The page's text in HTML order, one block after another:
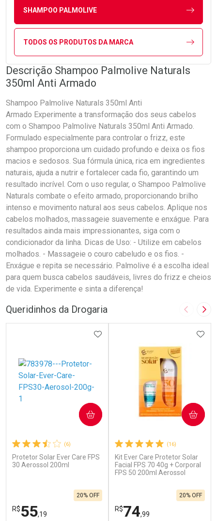
SHAMPOO PALMOLIVE
TODOS OS PRODUTOS DA MARCA
Descrição Shampoo Palmolive Naturals
350ml Anti Armado
Shampoo Palmolive Naturals 350ml Anti
Armado Experimente a transformação dos seus cabelos
com o Shampoo Palmolive Naturals 350ml Anti Armado.
Formulado especialmente para controlar o frizz, este
shampoo proporciona um cuidado profundo e deixa os fios
macios e sedosos. Sua fórmula única, rica em ingredientes
naturais, ajuda a nutrir e fortalecer cada fio, garantindo um
resultado incrível. Com o uso regular, o Shampoo Palmolive
Naturals combate o efeito armado, proporcionando brilho
intenso e movimento natural aos seus cabelos. Aplique nos
cabelos molhados, massageie suavemente e enxágue. Para
resultados ainda mais impressionantes, siga com o
condicionador da linha. Dicas de Uso: - Utilize em cabelos
molhados. - Massageie o couro cabeludo e os fios. -
Enxágue e repita se necessário. Palmolive é a escolha ideal
para quem busca cabelos saudáveis, livres do frizz e cheios
de vida. Experimente e sinta a diferença!
Queridinhos da Drogaria Imagem
(6)
Protetor Solar Ever Care FPS
30 Aerossol 200ml
R$55,19
20% OFF
ADICIONAR AOS FAVORITOS
COMPRAR
(16)
Kit Ever Care Protetor Solar
Facial FPS 70 40g + Corporal
FPS 50 200ml Aerossol
R$74,99
20% OFF
COMPRAR